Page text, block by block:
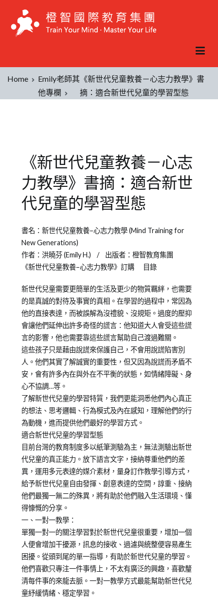
Home
Emily老師其
他專欄
《新世代兒童教養－心志力教學》書
摘：適合新世代兒童的學習型態
《新世代兒童教養－心志
力教學》書摘：適合新世
代兒童的學習型態
Posted
on
2012-
09-
Posted
in
Emily
老
其
他
專
欄
Tagged
書
籍
介
書名：新世代兒童教養–心志力教學 (Mind Training for
New Generations)
作者：洪曉芬 (Emily H.) / 出版者：橙智教育集團
《新世代兒童教養–心志力教學》訂購 目錄
新世代兒童需要更簡單的生活及更少的物質羈絆，也需要
的是真誠的對待及事實的真相。在學習的過程中，常因為
他的直接表達，而被誤解為沒禮貌、沒規矩。過度的壓抑
會讓他們延伸出許多奇怪的謊言：他知道大人會受這些謊
言的影響，他也需要靠這些謊言幫助自己渡過難關。
這些孩子只是藉由說謊來保護自己，不會用說謊陷害別
人。他們其實了解誠實的重要性，但又因為說謊而矛盾不
安，會有許多內在與外在不平衡的狀態，如情緒障礙、身
心不協調…等。
了解新世代兒童的學習特質，我們更能洞悉他們內心真正
的想法、思考邏輯、行為模式及內在感知，理解他們的行
為動機，進而提供他們最好的學習方式。
適合新世代兒童的學習型態
目前台灣的教育制度多以紙筆測驗為主，無法測驗出新世
代兒童的真正能力。放下語言文字，接納尊重他們的差
異，運用多元表達的媒介素材，量身訂作教學引導方式，
給予新世代兒童自由發揮、創意表達的空間，諄重、接納
他們最獨一無二的殊異，將有助於他們融入生活環境、懂
得慷慨的分享。
一、一對一教學：
單獨一對一的關注學習對於新世代兒童很重要，增加一個
人便會增加干擾源，訊息的接收、過濾與統整便容易產生
困擾。從頭到尾的單一指導，有助於新世代兒童的學習。
他們喜歡只專注一件事情上，不太有廣泛的興趣，喜歡釐
清每件事的來龍去脈。一對一教學方式最能幫助新世代兒
童紓緩情緒、穩定學習。